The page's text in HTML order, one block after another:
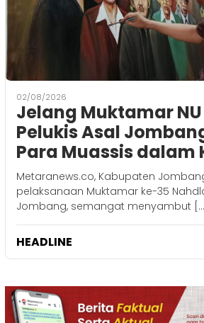
02/08/2026
Jelang Muktamar
Pelukis Asal
Para Muassis dalam
Metaranews.co, Kabupaten
pelaksanaan Muktamar ke-35
Jombang, semangat menyambut
HEADLINE